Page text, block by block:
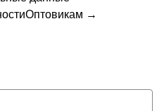
Оптовикам →